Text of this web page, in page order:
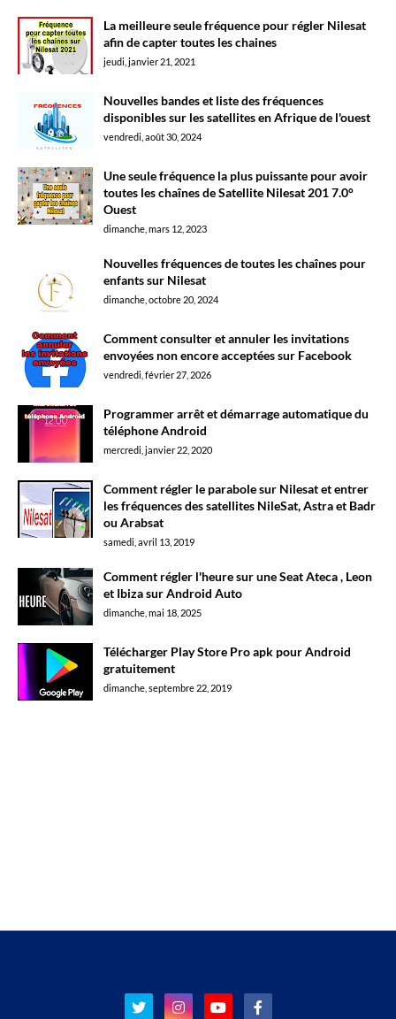
La meilleure seule fréquence pour régler Nilesat
afin de capter toutes les chaines
jeudi, janvier 21, 2021
Nouvelles bandes et liste des fréquences
disponibles sur les satellites en Afrique de l'ouest
vendredi, août 30, 2024
Une seule fréquence la plus puissante pour avoir
toutes les chaînes de Satellite Nilesat 201 7.0°
Ouest
dimanche, mars 12, 2023
Nouvelles fréquences de toutes les chaînes pour
enfants sur Nilesat
dimanche, octobre 20, 2024
Comment consulter et annuler les invitations
envoyées non encore acceptées sur Facebook
vendredi, février 27, 2026
Programmer arrêt et démarrage automatique du
téléphone Android
mercredi, janvier 22, 2020
Comment régler le parabole sur Nilesat et entrer
les fréquences des satellites NileSat, Astra et Badr
ou Arabsat
samedi, avril 13, 2019
Comment régler l'heure sur une Seat Ateca , Leon
et Ibiza sur Android Auto
dimanche, mai 18, 2025
Télécharger Play Store Pro apk pour Android
gratuitement
dimanche, septembre 22, 2019